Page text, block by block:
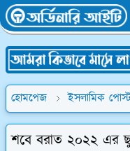
হোমপেজ ইসলামিক
শবে বরাত ২০২২ এর